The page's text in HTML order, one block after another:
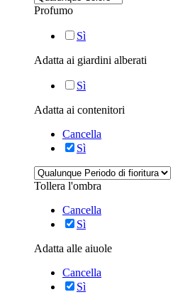
Profumo
Sì
Adatta ai giardini alberati
Sì
Adatta ai contenitori
Cancella
Sì
Tollera l'ombra
Cancella
Sì
Adatta alle aiuole
Cancella
Sì